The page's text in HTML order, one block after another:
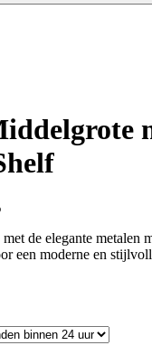
de elegante metalen
een moderne en